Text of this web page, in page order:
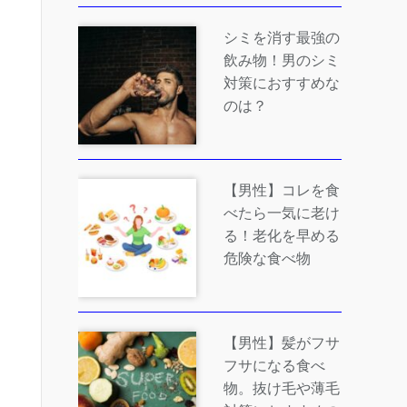
シミを消す最強の
飲み物！男のシミ
対策におすすめな
のは？
【男性】コレを食
べたら一気に老け
る！老化を早める
危険な食べ物
【男性】髪がフサ
フサになる食べ
物。抜け毛や薄毛